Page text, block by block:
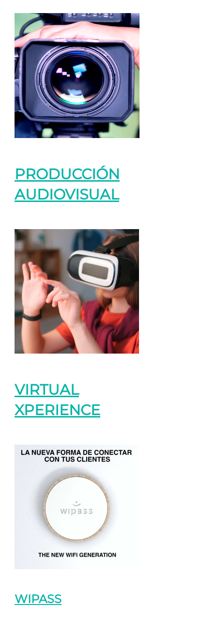
PRODUCCIÓN
AUDIOVISUAL
VIRTUAL
XPERIENCE
WIPASS